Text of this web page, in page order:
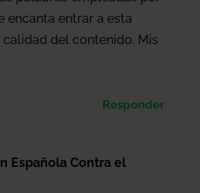
encanta entrar a esta
del contenido. Mis
Responder
Española Contra el